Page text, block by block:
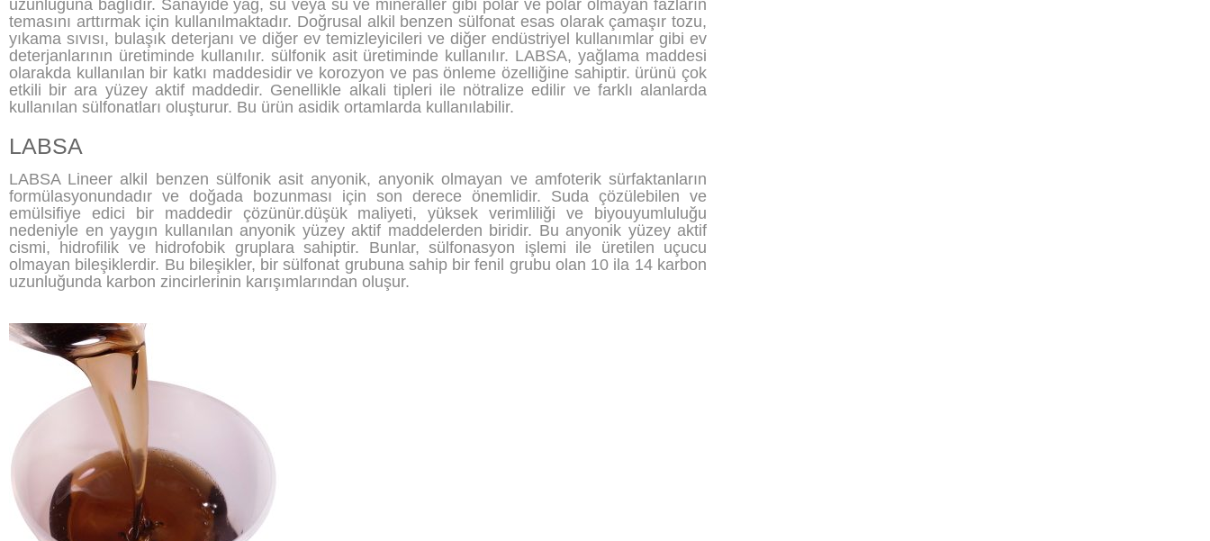
uzunluğuna bağlıdır. Sanayide yağ, su veya su ve mineraller gibi polar ve polar olmayan fazların
temasını arttırmak için kullanılmaktadır. Doğrusal alkil benzen sülfonat esas olarak çamaşır tozu,
yıkama sıvısı, bulaşık deterjanı ve diğer ev temizleyicileri ve diğer endüstriyel kullanımlar gibi ev
deterjanlarının üretiminde kullanılır. sülfonik asit üretiminde kullanılır. LABSA, yağlama maddesi
olarakda kullanılan bir katkı maddesidir ve korozyon ve pas önleme özelliğine sahiptir. ürünü çok
etkili bir ara yüzey aktif maddedir. Genellikle alkali tipleri ile nötralize edilir ve farklı alanlarda
kullanılan sülfonatları oluşturur. Bu ürün asidik ortamlarda kullanılabilir.
LABSA
LABSA Lineer alkil benzen sülfonik asit anyonik, anyonik olmayan ve amfoterik sürfaktanların
formülasyonundadır ve doğada bozunması için son derece önemlidir. Suda çözülebilen ve
emülsifiye edici bir maddedir çözünür.düşük maliyeti, yüksek verimliliği ve biyouyumluluğu
nedeniyle en yaygın kullanılan anyonik yüzey aktif maddelerden biridir. Bu anyonik yüzey aktif
cismi, hidrofilik ve hidrofobik gruplara sahiptir. Bunlar, sülfonasyon işlemi ile üretilen uçucu
olmayan bileşiklerdir. Bu bileşikler, bir sülfonat grubuna sahip bir fenil grubu olan 10 ila 14 karbon
uzunluğunda karbon zincirlerinin karışımlarından oluşur.